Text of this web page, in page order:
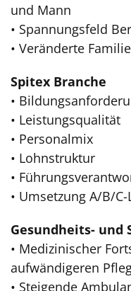
und Mann
• Spannungsfeld
• Veränderte
Spitex Branche
•
• Leistungsqualität
• Personalmix
• Lohnstruktur
•
• Umsetzung A/B/
Gesundheits- und
• Medizinischer
aufwändigeren
• Steigende